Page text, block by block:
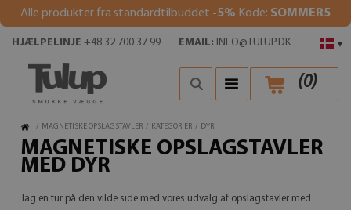
Alle produkter fra standardtilbuddet -5% Kode: SOMMER5
▾
HJÆLPELINJE +48 32 700 37 99 EMAIL: INFO@TULUP.DK
(0)
/ MAGNETISKE OPSLAGSTAVLER / KATEGORIER / DYR
MAGNETISKE OPSLAGSTAVLER
MED DYR
Tag en tur på den vilde side med vores udvalg af opslagstavler med